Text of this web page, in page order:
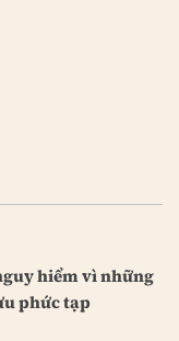
hiểm vì những
phức tạp